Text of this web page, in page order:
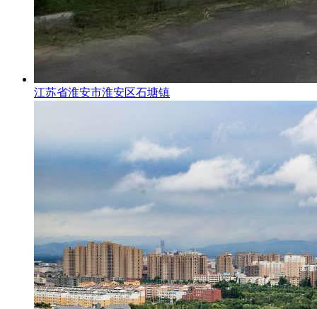
江苏省淮安市淮安区石塘镇